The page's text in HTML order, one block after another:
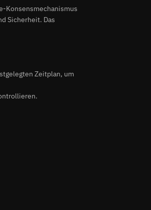
Konsensmechanismus
Sicherheit. Das
Zeitplan, um